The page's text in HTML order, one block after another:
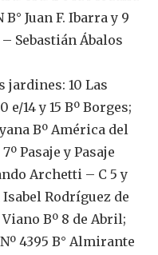
Juan F. Ibarra y 9
Sebastián Ábalos
jardines: 10 Las
14 y 15 Bº Borges;
Bº América del
Pasaje y Pasaje
Archetti – C 5 y
Rodríguez de
Bº 8 de Abril;
4395 B° Almirante